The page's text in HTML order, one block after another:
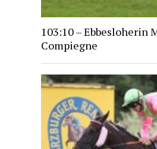
103:10 – Ebbesloherin
Compiegne